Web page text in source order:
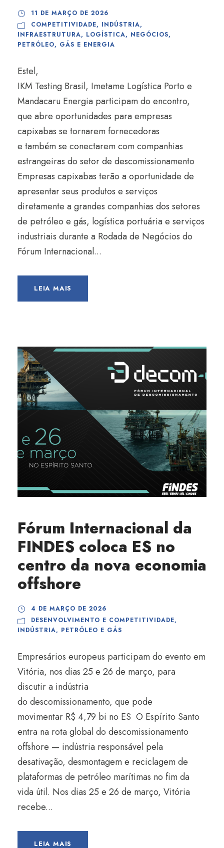
11 DE MARÇO DE 2026
COMPETITIVIDADE, INDÚSTRIA,
INFRAESTRUTURA, LOGÍSTICA, NEGÓCIOS,
PETRÓLEO, GÁS E ENERGIA
Estel,
IKM Testing Brasil, Imetame Logística Porto e
Mandacaru Energia participam do encontro,
que abre oportunidades para empresas
capixabas se tornarem fornecedoras
e também se conectarem com companhias
estrangeiras do setor de descomissionamento
Empresas capixabas terão a oportunidade de
apresentar seus produtos e serviços
diretamente a grandes companhias dos setores
de petróleo e gás, logística portuária e serviços
industriais durante a Rodada de Negócios do
Fórum Internacional...
LEIA MAIS
Fórum Internacional da
FINDES coloca ES no
centro da nova economia
offshore
4 DE MARÇO DE 2026
DESENVOLVIMENTO E COMPETITIVIDADE,
INDÚSTRIA, PETRÓLEO E GÁS
Empresários europeus participam do evento em
Vitória, nos dias 25 e 26 de março, para
discutir a indústria
do descomissionamento, que pode
movimentar R$ 4,79 bi no ES O Espírito Santo
entra na rota global do descomissionamento
offshore — indústria responsável pela
desativação, desmontagem e reciclagem de
plataformas de petróleo marítimas no fim da
vida útil. Nos dias 25 e 26 de março, Vitória
recebe...
LEIA MAIS